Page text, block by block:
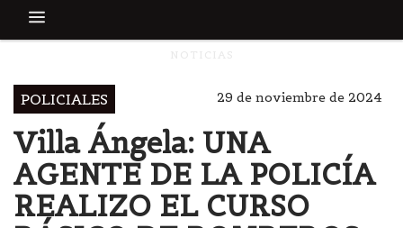
POLICIALES 29 de noviembre de 2024
Villa Ángela: UNA
AGENTE DE LA POLICÍA
REALIZO EL CURSO